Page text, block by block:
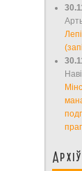
Архіў